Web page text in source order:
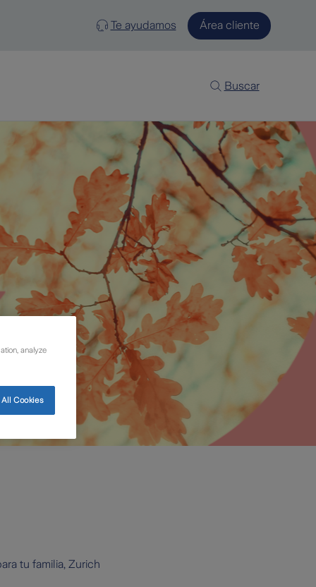
Te ayudamos Área cliente
Buscar
tu familia, Zurich
analyze
Cookies